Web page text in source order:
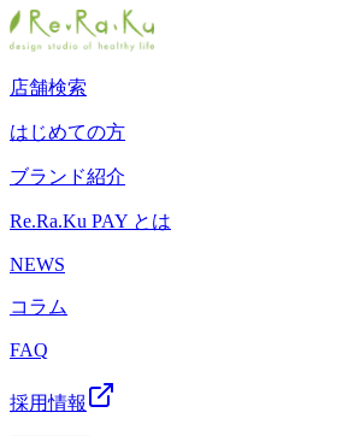
店舗検索
はじめての方
ブランド紹介
Re.Ra.Ku PAY とは
NEWS
コラム
FAQ
採用情報